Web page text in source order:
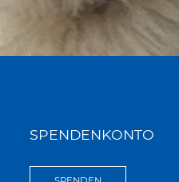
SPENDENKONTO